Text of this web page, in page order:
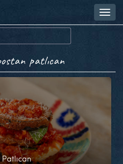
patlıcan